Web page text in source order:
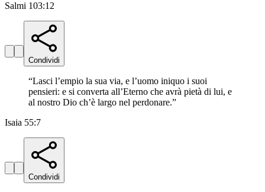
Salmi 103:12
Condividi
“Lasci l’empio la sua via, e l’uomo iniquo i suoi
pensieri: e si converta all’Eterno che avrà pietà di lui, e
al nostro Dio ch’è largo nel perdonare.”
Isaia 55:7
Condividi